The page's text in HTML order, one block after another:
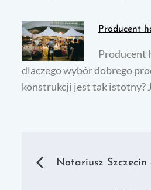
Producent
Producent
dlaczego wybór dobrego
konstrukcji jest tak istotny?
Notariusz Szczecin